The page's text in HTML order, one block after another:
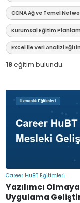
CCNA Ağ ve Temel
Kurumsal Eğitim
Excel ile Veri Analizi
18eğitim bulundu.
Career HuBT Eğitimleri
Yazılımcı
Uygulama